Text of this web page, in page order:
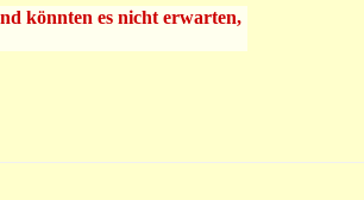
könnten es nicht erwarten,